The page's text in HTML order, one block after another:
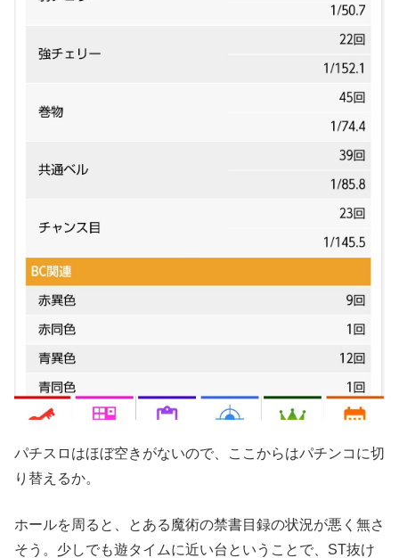
パチスロはほぼ空きがないので、ここからはパチンコに切
り替えるか。
ホールを周ると、とある魔術の禁書目録の状況が悪く無さ
そう。少しでも遊タイムに近い台ということで、ST抜け